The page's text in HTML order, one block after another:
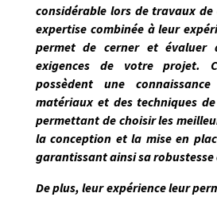
considérable lors de travaux
expertise combinée à leur
permet decerner et évaluer
exigences de votre projet.
possèdent une
matériaux et des techniques
permettant de choisir les
la conception et la mise en
garantissant ainsi sa robustesse
De plus, leur expérience leur